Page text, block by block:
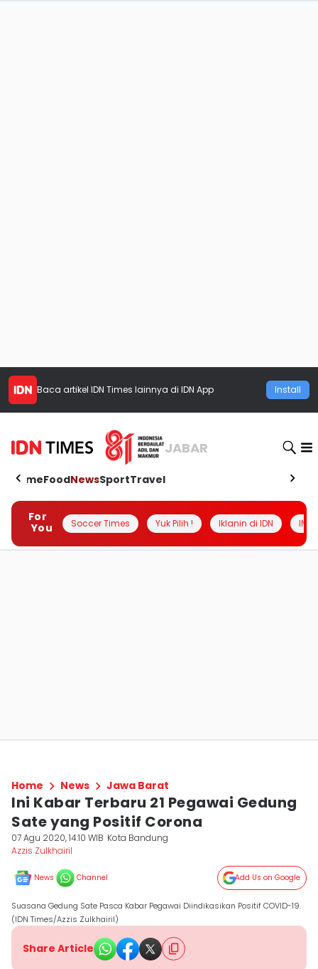
Baca artikel IDN Times lainnya di IDN App Install
JABAR
HomeFoodNewsSportTravel
For
You
Soccer Times Yuk Pilih ! Iklanin di IDN
Home News Jawa Barat
Ini Kabar Terbaru 21 Pegawai Gedung
Sate yang Positif Corona
07 Agu 2020, 14:10 WIB Kota Bandung
Azzis Zulkhairil
News Channel Add Us on Google
Suasana Gedung Sate Pasca Kabar Pegawai Diindikasikan Positif COVID-19.
(IDN Times/Azzis Zulkhairil)
Share Article